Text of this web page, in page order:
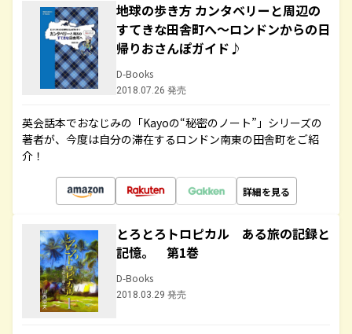
地球の歩き方 カンタベリーと周辺の
すてきな田舎町へ～ロンドンからの日
帰りおさんぽガイド♪
D-Books
2018.07.26 発売
英会話本でおなじみの「Kayoの“秘密のノート”」シリーズの
著者が、今度は自分の滞在するロンドン南東の田舎町をご紹
介！
詳細を見る
とろとろトロピカル ある旅の記録と
記憶。 第1巻
D-Books
2018.03.29 発売